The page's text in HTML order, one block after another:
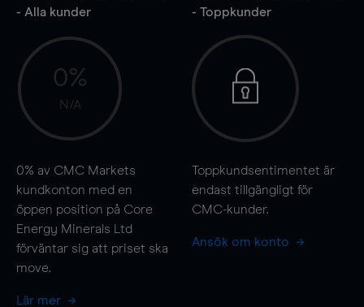
- Alla kunder
0%
N/A
0% av CMC Markets
kundkonton med en
öppen position på Core
Energy Minerals Ltd
förväntar sig att priset ska
move.
Lär mer
- Toppkunder
Toppkundsentimentet är
endast tillgängligt för
CMC-kunder.
Ansök om konto